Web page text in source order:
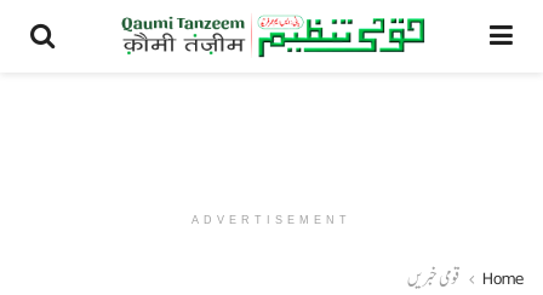
ADVERTISEMENT
Home قومی خبریں